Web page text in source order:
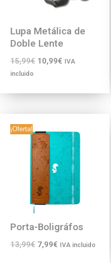
Lupa Metálica de
Doble Lente
15,99€ 10,99€ IVA
incluido
¡Oferta!
Porta-Boligráfos
13,99€ 7,99€ IVA incluido